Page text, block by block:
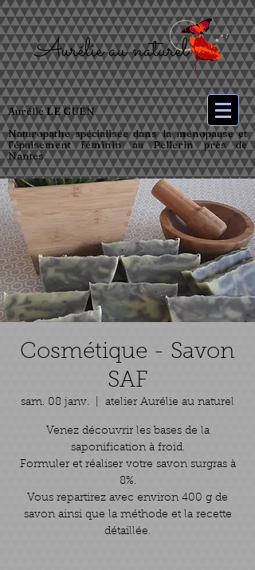
Aurélie LE GUEN
Naturopathe spécialisée dans la ménopause et
l’épuisement féminin au Pellerin près de
Nantes
Cosmétique - Savon
SAF
sam. 08 janv. atelier Aurélie au naturel
Venez découvrir les bases de la
saponification à froid.
Formuler et réaliser votre savon surgras à
8%.
Vous repartirez avec environ 400 g de
savon ainsi que la méthode et la recette
détaillée.